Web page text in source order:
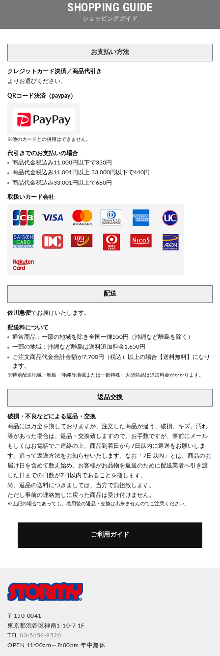
SHOPPING GUIDE
ショッピングガイド
お支払い方法
クレジットカード決済／商品代引き
よりお選びください。
QRコード決済（paypay）
※他のカードとの併用はできません。
代引きでのお支払いの場合
商品代金税込み11,000円以下で330円
商品代金税込み11,001円以上 33,000円以下で440円
商品代金税込み33,001円以上で660円
取扱いカード会社
配送
佐川急便でお届けいたします。
配送料について
通常商品：一部の地域を除き全国一律550円（沖縄など離島を除く）
一部の地域：沖縄など離島は送料追加料金1,650円
ご注文商品代金合計金額が7,700円（税込）以上の場合【送料無料】になり
ます。
※特別配送地域・離島・沖縄等地域または一部特殊・大型商品は追加料金がかかります。
返品交換
破損・不良などによる返品・交換
商品には万全を期しておりますが、注文した商品が違う、破損、キズ、汚れ
等があった場合は、返品・交換致しますので、お手数ですが、事前にメール
もしくはお電話でご連絡の上、商品到着日から7日以内に返送をお願いしま
す。追って返送方法をお知らせいたします。なお「7日以内」とは、商品のお
届け日を含めて数え始め、お客様がお品物を返送のために配送業者へ引き渡
した日までの日数が7日以内であることを指します。
尚、返品の送料につきましては、当方で負担致します。
ただし事前の連絡無しに戻った商品は受け付けません。
※上記の場合であっても、着用後の返品・交換は出来ませんのでご注意ください。
ご利用ガイド
〒150-0041
東京都渋谷区神南1-10-7 1F
TEL. 03-5456-9520
OPEN 11:00am～8:00pm 年中無休